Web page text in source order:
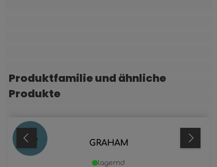
Produktgalerie überspringen
Produktfamilie und ähnliche
Produkte
22 % GRAHAM
lagernd